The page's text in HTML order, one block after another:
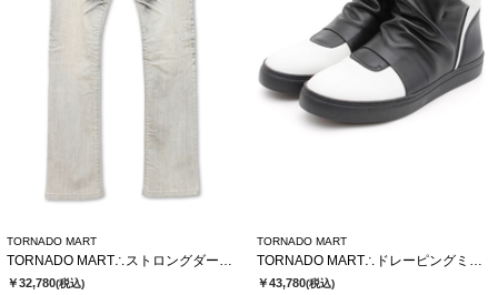
TORNADO MART
￥32,780(税込)
TORNADO MART
￥43,780(税込)